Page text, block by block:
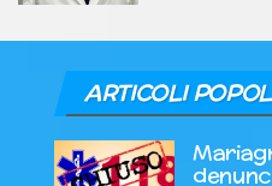
ARTICOLI